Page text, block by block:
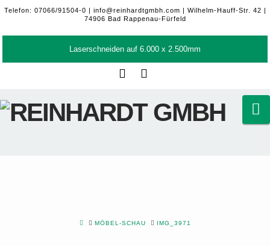
Telefon: 07066/91504-0 | info@reinhardtgmbh.com | Wilhelm-Hauff-Str. 42 |
74906 Bad Rappenau-Fürfeld
Laserschneiden auf 6.000 x 2.500mm
HOMEMÖBEL-SCHAU IMG_3971